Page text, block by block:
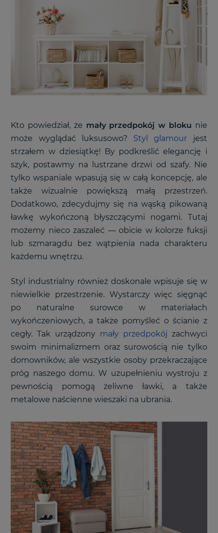
Kto powiedział, że mały przedpokój w bloku nie
może wyglądać luksusowo? Styl glamour jest
strzałem w dziesiątkę! By podkreślić elegancję i
szyk, postawmy na lustrzane drzwi od szafy. Nie
tylko wspaniale wpasują się w całą koncepcję, ale
także wizualnie powiększą małą przestrzeń.
Dodatkowo, zdecydujmy się na wąską pikowaną
ławkę wykończoną błyszczącymi nogami. Tutaj
możemy nieco zaszaleć —obicie w kolorze fuksji
lub szmaragdu bez wątpienia nada charakteru
każdemu wnętrzu.
Styl industrialny również doskonale wpisuje się w
niewielkie przestrzenie. Wystarczy więc sięgnąć
po naturalne surowce w materiałach
wykończeniowych, a także pomyśleć o ścianie z
cegły. Tak urządzony mały przedpokój zachwyci
swoim minimalizmem oraz surowością nie tylko
domowników, ale wszystkie osoby przekraczające
próg naszego domu. W uzupełnieniu wystroju z
pewnością pomogą żeliwne ławki, a także
metalowe naścienne wieszaki na ubrania.